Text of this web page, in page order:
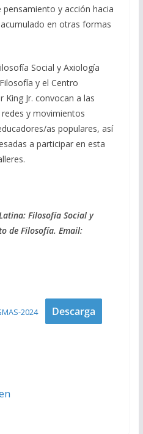
y acción hacia
en otras formas
Social y Axiología
y el Centro
Jr. convocan a las
y movimientos
as populares, así
a participar en esta
Filosofía Social y
de Filosofía. Email:
2024 Descarga